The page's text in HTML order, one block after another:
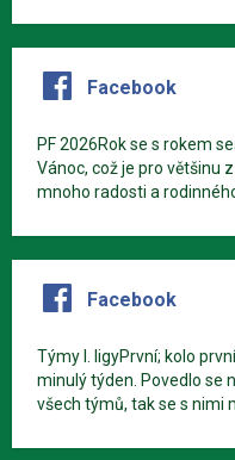
Facebook
PF 2026Rok se s rokem
Vánoc, což je pro většinu
mnoho radosti a rodinného
Facebook
Týmy I. ligyPrvní; kolo
minulý týden. Povedlo se
všech týmů, tak se s nimi